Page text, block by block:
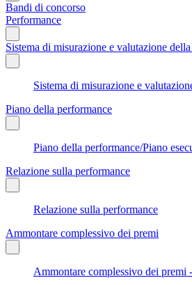
Bandi di concorso
Performance
Sistema di misurazione e valutazione
Sistema di misurazione e
Piano della performance
Piano della performance/Piano
Relazione sulla performance
Relazione sulla performance
Ammontare complessivo dei premi
Ammontare complessivo dei premi